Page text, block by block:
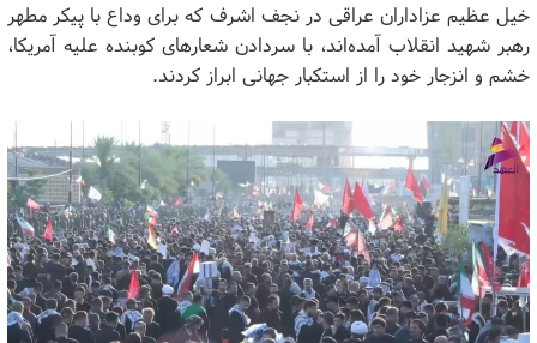
خیل عظیم عزاداران عراقی در نجف اشرف که برای وداع با پیکر مطهر
رهبر شهید انقلاب آمده‌اند، با سردادن شعارهای کوبنده علیه آمریکا،
خشم و انزجار خود را از استکبار جهانی ابراز کردند.